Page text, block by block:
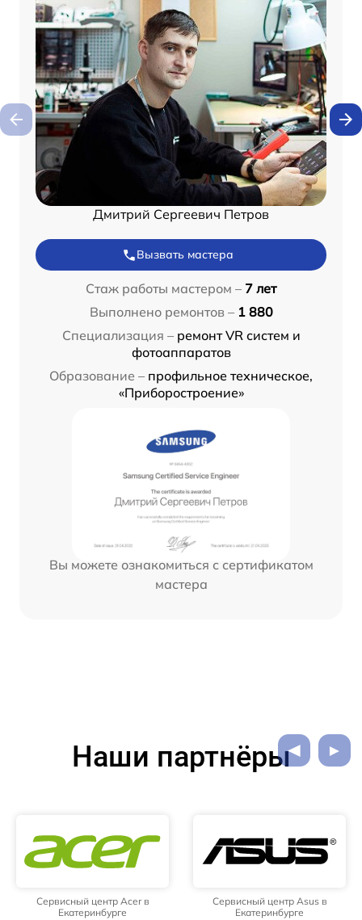
Дмитрий Сергеевич Петров
Вызвать мастера
Стаж работы мастером – 7 лет
Выполнено ремонтов – 1 880
Специализация – ремонт VR систем и
фотоаппаратов
Образование – профильное техническое,
«Приборостроение»
Вы можете ознакомиться с сертификатом
мастера
Наши партнёры
Сервисный центр Acer в
Екатеринбурге
Сервисный центр Asus в
Екатеринбурге